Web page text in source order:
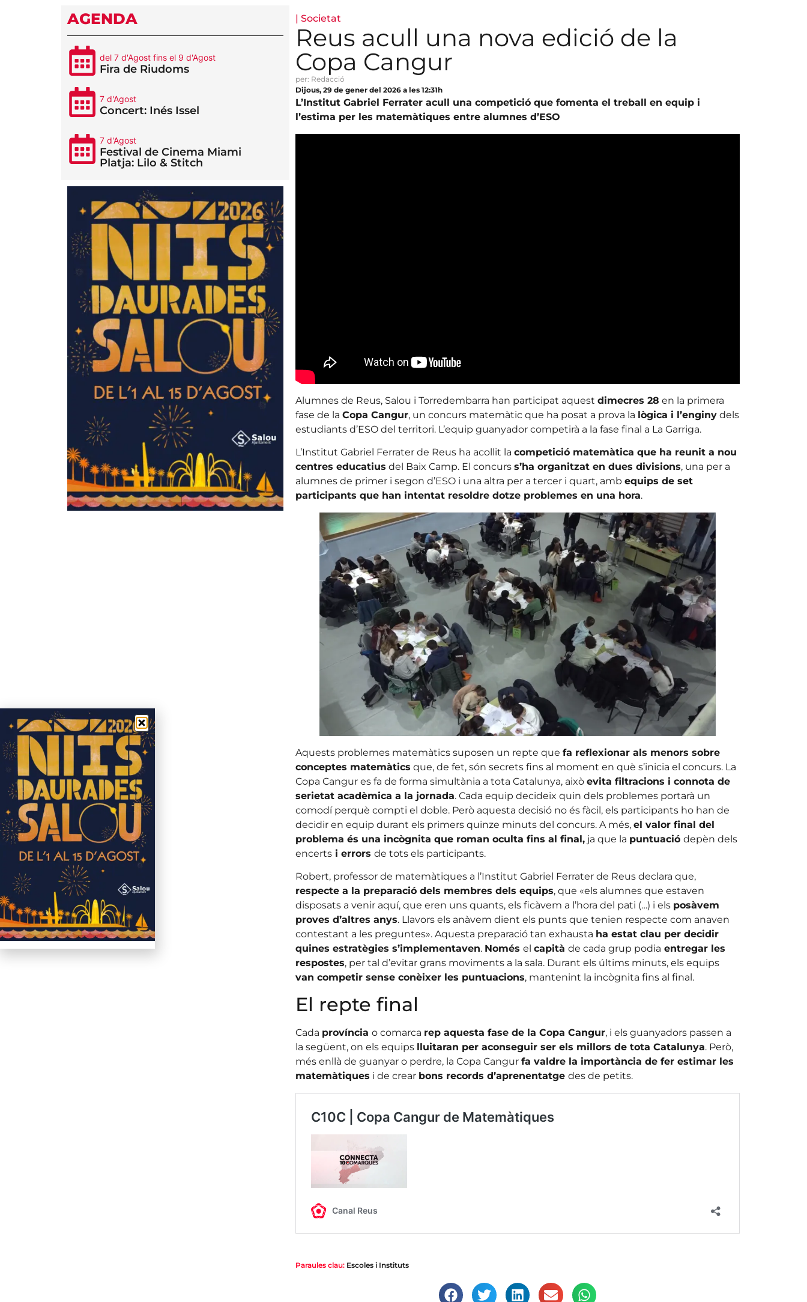
AGENDA
del 7 d'Agost fins el 9 d'Agost
Fira de Riudoms
7 d'Agost
Concert: Inés Issel
7 d'Agost
Festival de Cinema Miami
Platja: Lilo & Stitch
| Societat
Reus acull una nova edició de la
Copa Cangur
per: Redacció
Dijous, 29 de gener del 2026 a les 12:31h
L’Institut Gabriel Ferrater acull una competició que fomenta el treball en equip i
l’estima per les matemàtiques entre alumnes d’ESO
Alumnes de Reus, Salou i Torredembarra han participat aquest dimecres 28 en la primera
fase de la Copa Cangur, un concurs matemàtic que ha posat a prova la lògica i l’enginydels
estudiants d’ESO del territori. L’equip guanyador competirà a la fase final a La Garriga.
L’Institut Gabriel Ferrater de Reus ha acollit la competició matemàtica que ha reunit a nou
centres educatius del Baix Camp. El concurs s’ha organitzat en dues divisions, una per a
alumnes de primer i segon d’ESO i una altra per a tercer i quart, amb equips de set
participants que han intentat resoldre dotze problemes en una hora.
Aquests problemes matemàtics suposen un repte que fa reflexionar als menors sobre
conceptes matemàtics que, de fet, són secrets fins al moment en què s’inicia el concurs. La
Copa Cangur es fa de forma simultània a tota Catalunya, això evita filtracions i connota de
serietat acadèmica a la jornada. Cada equip decideix quin dels problemes portarà un
comodí perquè compti el doble. Però aquesta decisió no és fàcil, els participants ho han de
decidir en equip durant els primers quinze minuts del concurs. A més, el valor final del
problema és una incògnita que roman oculta fins al final,ja que la puntuació depèn dels
encertsi errors de tots els participants.
Robert, professor de matemàtiques a l’Institut Gabriel Ferrater de Reus declara que,
respecte a la preparació dels membres dels equips, que «els alumnes que estaven
disposats a venir aquí, que eren uns quants, els ficàvem a l’hora del pati (…) i els posàvem
proves d’altres anys. Llavors els anàvem dient els punts que tenien respecte com anaven
contestant a les preguntes». Aquesta preparació tan exhausta ha estat clau per decidir
quines estratègies s’implementaven. Només el capità de cada grup podia entregar les
respostes, per tal d’evitar grans moviments a la sala. Durant els últims minuts, els equips
van competir sense conèixer les puntuacions, mantenint la incògnita fins al final.
El repte final
Cada província o comarca rep aquesta fase de la Copa Cangur, i els guanyadors passen a
la següent, on els equips lluitaran per aconseguir ser els millors de tota Catalunya. Però,
més enllà de guanyar o perdre, la Copa Cangur fa valdre la importància de fer estimar les
matemàtiques i de crear bons records d’aprenentatge des de petits.
Paraules clau: Escoles i Instituts